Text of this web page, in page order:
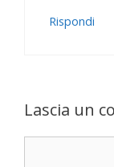
Rispondi
Lascia un